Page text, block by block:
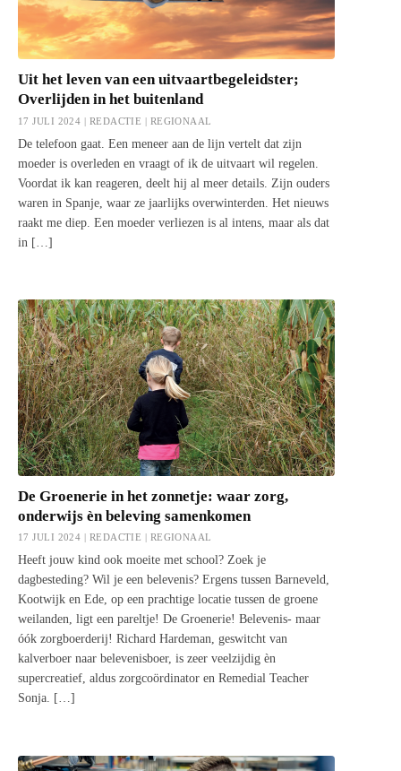
Uit het leven van een uitvaartbegeleidster;
Overlijden in het buitenland
17 JULI 2024 | REDACTIE | REGIONAAL
De telefoon gaat. Een meneer aan de lijn vertelt dat zijn
moeder is overleden en vraagt of ik de uitvaart wil regelen.
Voordat ik kan reageren, deelt hij al meer details. Zijn ouders
waren in Spanje, waar ze jaarlijks overwinterden. Het nieuws
raakt me diep. Een moeder verliezen is al intens, maar als dat
in […]
De Groenerie in het zonnetje: waar zorg,
onderwijs èn beleving samenkomen
17 JULI 2024 | REDACTIE | REGIONAAL
Heeft jouw kind ook moeite met school? Zoek je
dagbesteding? Wil je een belevenis? Ergens tussen Barneveld,
Kootwijk en Ede, op een prachtige locatie tussen de groene
weilanden, ligt een pareltje! De Groenerie! Belevenis- maar
óók zorgboerderij! Richard Hardeman, geswitcht van
kalverboer naar belevenisboer, is zeer veelzijdig èn
supercreatief, aldus zorgcoördinator en Remedial Teacher
Sonja. […]